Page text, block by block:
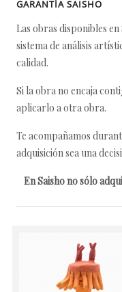
GARANTÍA SAISHO
Las obras disponibles
sistema de análisis
calidad.
Si la obra no encaja
aplicarlo a otra obra.
Te acompañamos
adquisición sea una
En Saisho no sólo